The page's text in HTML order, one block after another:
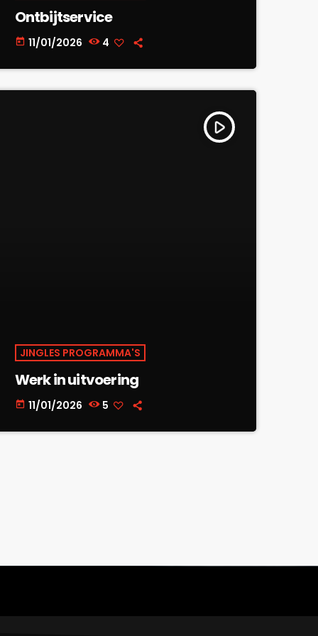
Ontbijtservice
today 11/01/2026 4
play_arrow
JINGLES PROGRAMMA'S
Werk in uitvoering
today 11/01/2026 5